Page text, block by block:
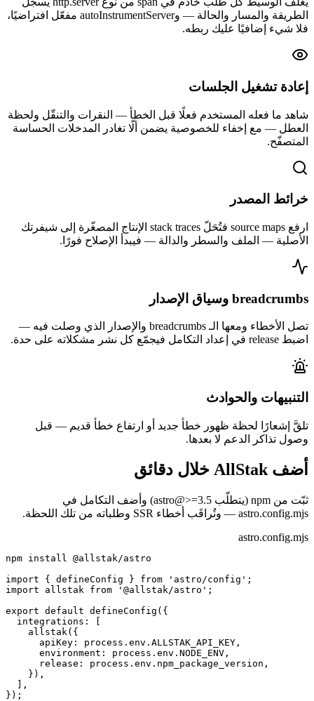
الطريقة والمسار والحالة — وautoInstrumentServer مفعّل افتراضيًا،
فلا شيء إضافيًا عليك ربطه.
إعادة تشغيل الجلسات
شاهد ما فعله المستخدم فعلًا قبل الخطأ — النقرات والتنقّل ولحظة
العطل — مع إخفاء للخصوصية يضمن ألّا تغادر المدخلات الحساسة
المتصفّح.
خرائط المصدر
ارفع source maps فتُحَلّ stack traces الإنتاج المصغّرة إلى شيفرتك
الأصلية — الملف والسطر والدالة — فيبدأ الإصلاح فورًا.
breadcrumbs وسياق الإصدار
تصل الأخطاء ومعها الـ breadcrumbs والإصدار الذي وصلت فيه —
اضبط release في إعداد التكامل فيجمّع كل نشر مشكلاته على حدة.
التنبيهات والحوادث
تلقَّ إشعارًا لحظة ظهور خطأ جديد أو ارتفاع خطأ قديم — قبل
وصول تذاكر الدعم لا بعدها.
أضف AllStak خلال دقائق
ثبّت من npm (يتطلّب astro@>=3.5) وأضف التكامل في
astro.config.mjs — وتُراقَب أخطاء SSR وطلباته من تلك اللحظة.
astro.config.mjs
npm install @allstak/astro
import { defineConfig } from 'astro/config';
import allstak from '@allstak/astro';
export default defineConfig({
  integrations: [
    allstak({
      apiKey: process.env.ALLSTAK_API_KEY,
      environment: process.env.NODE_ENV,
      release: process.env.npm_package_version,
    }),
  ],
});